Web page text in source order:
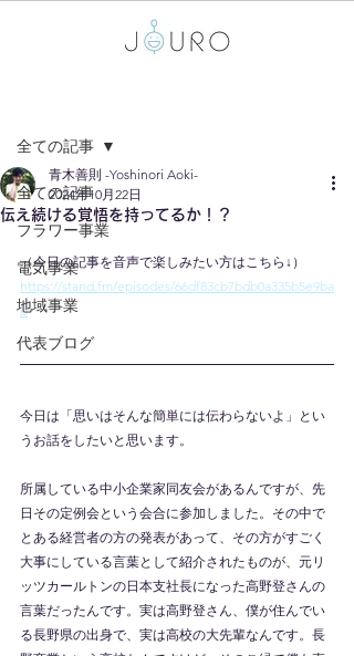
全ての記事
フラワー事業
電気事業
地域事業
代表ブログ
全ての記事
伝え続ける覚悟を持ってるか！？
青木善則 -Yoshinori Aoki-
2024年10月22日
（今日の記事を音声で楽しみたい方はこちら↓）
https://stand.fm/episodes/66df83cb7bdb0a335b5e9ba
b
今日は「思いはそんな簡単には伝わらないよ」とい
うお話をしたいと思います。
所属している中小企業家同友会があるんですが、先
日その定例会という会合に参加しました。その中で
とある経営者の方の発表があって、その方がすごく
大事にしている言葉として紹介されたものが、元リ
ッツカールトンの日本支社長になった高野登さんの
言葉だったんです。実は高野登さん、僕が住んでい
る長野県の出身で、実は高校の大先輩なんです。長